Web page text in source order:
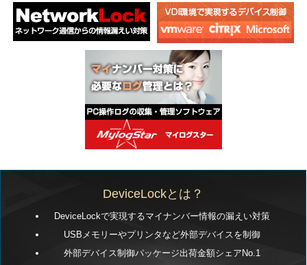
DeviceLockとは？
DeviceLockで実現するマイナンバー情報の漏えい対策
USBメモリーやプリンタなど外部デバイスを制御
外部デバイス制御パッケージ出荷金額シェアNo.1